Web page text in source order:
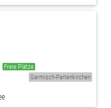
Freie Plätze
Garmisch-Partenkirchen